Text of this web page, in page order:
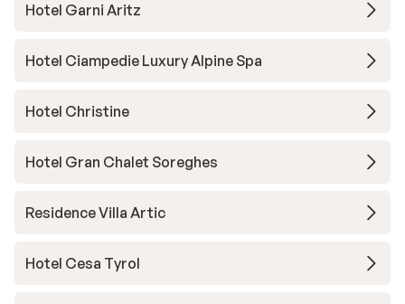
Hotel Garni Aritz
Hotel Ciampedie Luxury Alpine Spa
Hotel Christine
Hotel Gran Chalet Soreghes
Residence Villa Artic
Hotel Cesa Tyrol